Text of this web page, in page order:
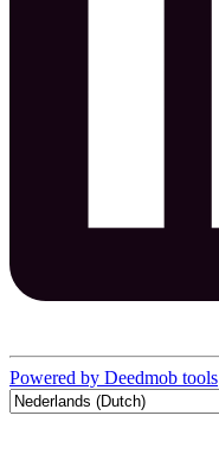
Powered by Deedmob tools